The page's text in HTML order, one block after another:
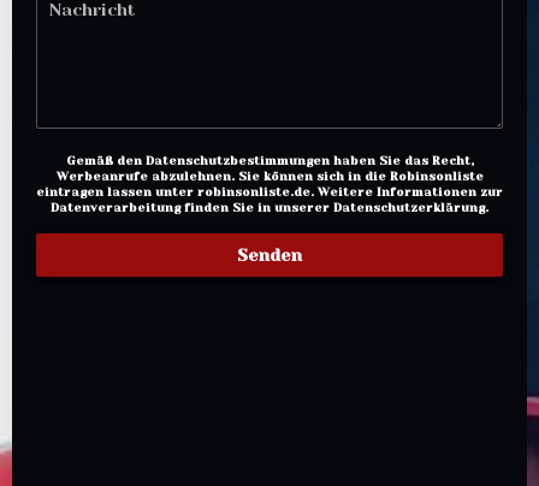
Gemäß den Datenschutzbestimmungen haben Sie das Recht,
Werbeanrufe abzulehnen. Sie können sich in die Robinsonliste
eintragen lassen unter robinsonliste.de. Weitere Informationen zur
Datenverarbeitung finden Sie in unserer Datenschutzerklärung.